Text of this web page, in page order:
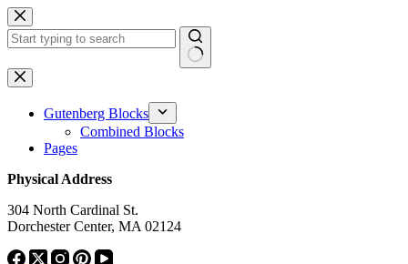
Skip
to
content
No
results
Gutenberg Blocks
Combined Blocks
Pages
Physical Address
304 North Cardinal St.
Dorchester Center, MA 02124